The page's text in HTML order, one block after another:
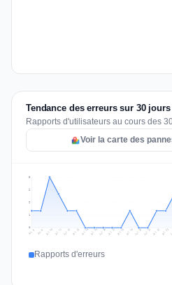
Tendance des erreurs sur 30
Rapports d'utilisateurs au cours des
Voir la carte des
1
2
2
3
Jul 8 Jul 9 Jul 10 Jul 11 Jul 12 Jul 13 Jul 14 Jul 15 Jul 16 Jul 17 Jul 18 Jul 19 Jul 20 Jul 21 Jul 22 Jul 23
Rapports d'erreurs